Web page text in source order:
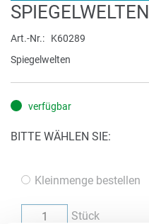
Zum
der
Bildergalerie
SPIEGELWELTEN
Art.-Nr.
K60289
Spiegelwelten
verfügbar
BITTE WÄHLEN SIE:
Kleinmenge bestellen
Stück